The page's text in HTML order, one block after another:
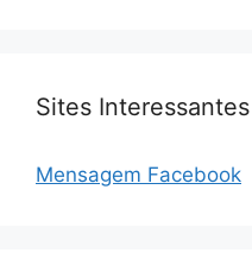
Sites Interessantes
Mensagem Facebook